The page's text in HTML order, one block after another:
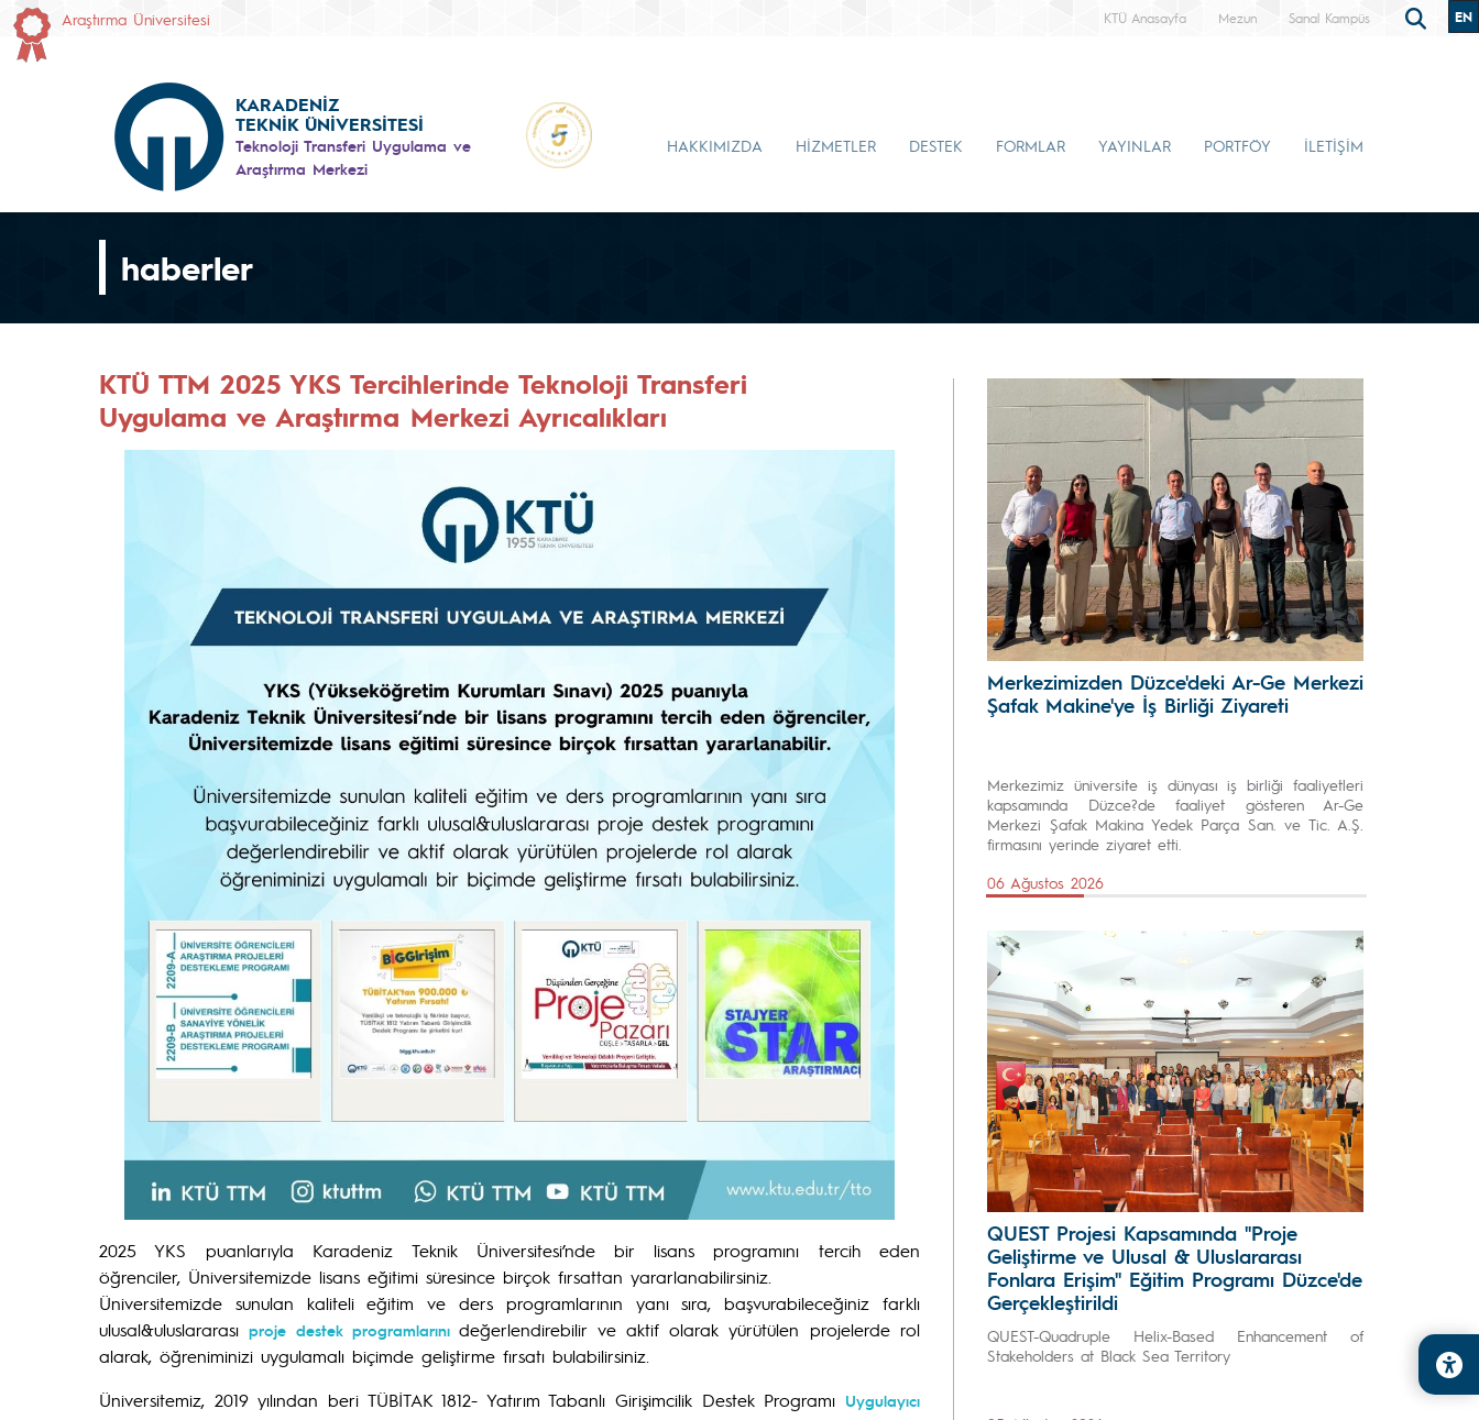
Araştırma Üniversitesi KTÜ Anasayfa Mezun Sanal Kampüs EN
KARADENİZ
TEKNİK ÜNİVERSİTESİ
Teknoloji Transferi Uygulama ve
Araştırma Merkezi
HAKKIMIZDA HİZMETLER DESTEK FORMLAR YAYINLAR PORTFÖY İLETİŞİM
haberler
KTÜ TTM 2025 YKS Tercihlerinde Teknoloji Transferi
Uygulama ve Araştırma Merkezi Ayrıcalıkları
2025 YKS puanlarıyla Karadeniz Teknik Üniversitesi’nde bir lisans programını tercih eden
öğrenciler, Üniversitemizde lisans eğitimi süresince birçok fırsattan yararlanabilirsiniz.
Üniversitemizde sunulan kaliteli eğitim ve ders programlarının yanı sıra, başvurabileceğiniz farklı
ulusal&uluslararasıproje destek programlarınıdeğerlendirebilir ve aktif olarak yürütülen projelerde rol
alarak, öğreniminizi uygulamalı biçimde geliştirme fırsatı bulabilirsiniz.
Üniversitemiz, 2019 yılından beri TÜBİTAK 1812- Yatırım Tabanlı Girişimcilik Destek Programı Uygulayıcı
Merkezimizden Düzce'deki Ar-Ge Merkezi
Şafak Makine'ye İş Birliği Ziyareti
Merkezimiz üniversite iş dünyası iş birliği faaliyetleri
kapsamında Düzce?de faaliyet gösteren Ar-Ge
Merkezi Şafak Makina Yedek Parça San. ve Tic. A.Ş.
firmasını yerinde ziyaret etti.
06 Ağustos 2026
QUEST Projesi Kapsamında "Proje
Geliştirme ve Ulusal & Uluslararası
Fonlara Erişim" Eğitim Programı Düzce'de
Gerçekleştirildi
QUEST-Quadruple Helix-Based Enhancement of
Stakeholders at Black Sea Territory